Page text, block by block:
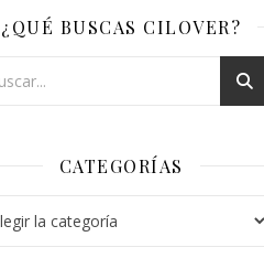
¿QUÉ BUSCAS CILOVER?
CATEGORÍAS